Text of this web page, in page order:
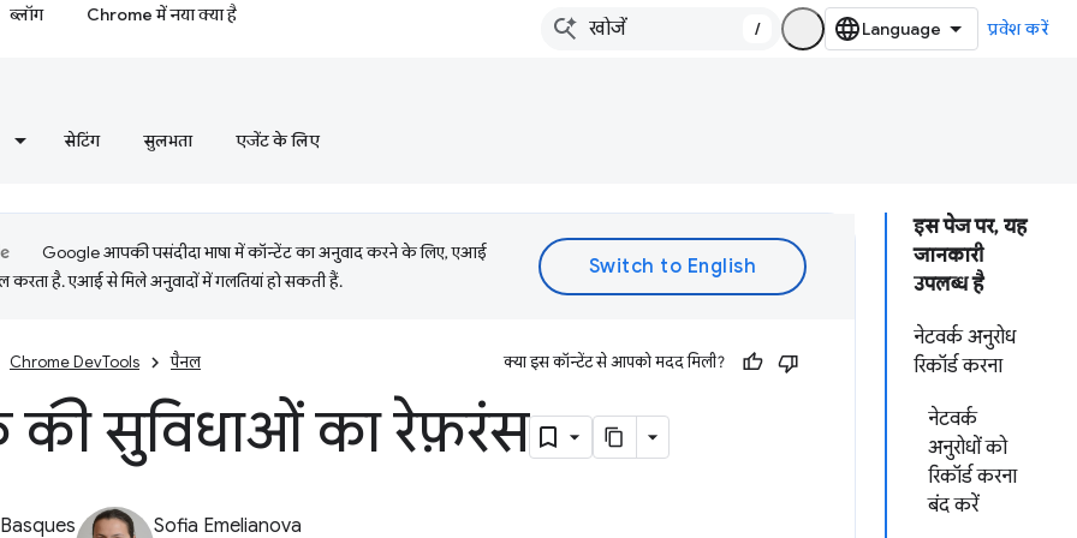
ब्लॉग Chrome में नया क्या है
/ प्रवेश करें
सेटिंग सुलभता एजेंट के लिए
इस पेज पर, यह
जानकारी
उपलब्ध है
नेटवर्क अनुरोध
रिकॉर्ड करना
नेटवर्क
अनुरोधों को
रिकॉर्ड करना
बंद करें
Google आपकी पसंदीदा भाषा में कॉन्टेंट का अनुवाद करने के लिए, एआई
करता है. एआई से मिले अनुवादों में गलतियां हो सकती हैं.
Chrome DevTools पैनल क्या इस कॉन्टेंट से आपको मदद मिली?
की सुविधाओं का रेफ़रंस
Sofia Emelianova